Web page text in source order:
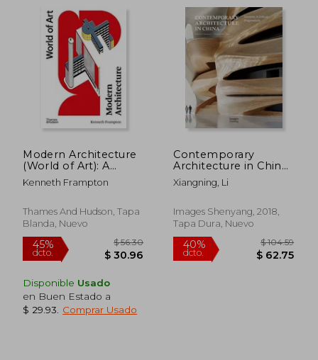
$ 47.10
45%
dcto.
Modern Architecture
(World of Art): A
Critical History: 0 (en
Inglés)
Kenneth Frampton
Thames And Hudson, Tapa
Blanda, Nuevo
Disponible Usado
en Buen Estado a
$ 29.93
Comprar Usado
Contemporary
Architecture in China:
Towards a Critical
Pragmatism (en
Xiangning, Li
Images Shenyang, 2018,
Tapa Dura, Nuevo